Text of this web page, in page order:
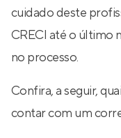
cuidado deste
CRECI até o último
no processo.
Confira, a seguir,
contar com um